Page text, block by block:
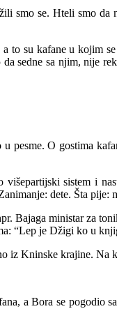
smo se. Hteli smo
su kafane u kojim
sedne sa njim, nije
O gostima
sistem i
dete. Šta pije:
Bajaga ministar za
“Lep je Džigi ko u
iz Kninske krajine. Na
a Bora se pogodio